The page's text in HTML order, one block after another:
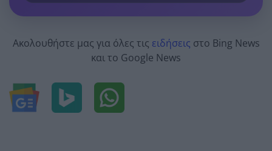
Ακολουθήστε μας για όλες τις ειδήσεις στο Bing News
και το Google News